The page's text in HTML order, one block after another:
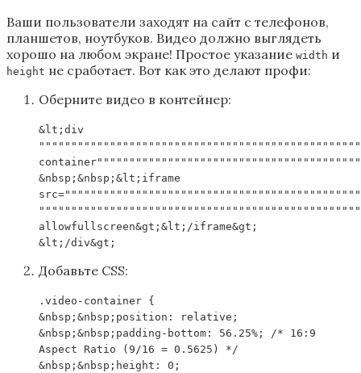
Ваши пользователи заходят на сайт с телефонов,
планшетов, ноутбуков. Видео должно выглядеть
хорошо на любом экране! Простое указание width и
height не сработает. Вот как это делают профи:
Оберните видео в контейнер:
&lt;div
&nbsp;&nbsp;&lt;iframe
allowfullscreen&gt;&lt;/iframe&gt;
&lt;/div&gt;
Добавьте CSS:
.video-container {
&nbsp;&nbsp;position: relative;
&nbsp;&nbsp;padding-bottom: 56.25%; /* 16:9
Aspect Ratio (9/16 = 0.5625) */
&nbsp;&nbsp;height: 0;